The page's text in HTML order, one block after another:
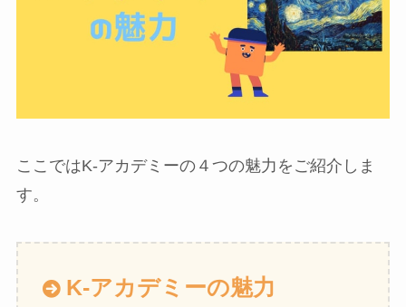
ここではK-アカデミーの４つの魅力をご紹介しま
す。
K-アカデミーの魅力